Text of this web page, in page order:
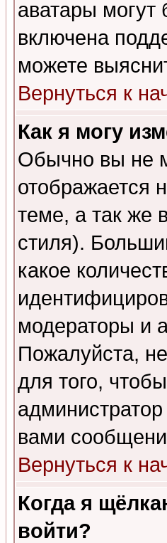
аватары
включена
можете
Вернуться к
Как я могу
Обычно вы не
отображается
теме, а так же
стиля).
какое
модераторы и
Пожалуйста,
для того,
вами
Вернуться к
Когда я
войти?